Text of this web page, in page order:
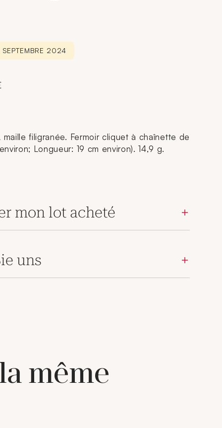
2024
filigranée. Fermoir cliquet à chaînette de
Longueur: 19 cm environ). 14,9 g.
mon lot acheté
uns
même